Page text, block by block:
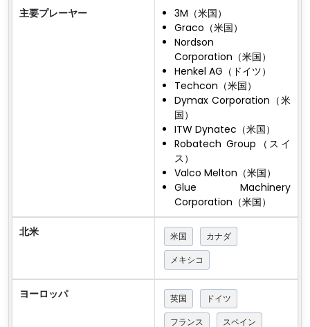
主要プレーヤー
3M（米国）
Graco（米国）
Nordson
Corporation（米国）
Henkel AG（ドイツ）
Techcon（米国）
Dymax Corporation（米
国）
ITW Dynatec（米国）
Robatech Group（スイ
ス）
Valco Melton（米国）
Glue Machinery
Corporation（米国）
北米 米国
カナダ
メキシコ
ヨーロッパ 英国
ドイツ
フランス
スペイン